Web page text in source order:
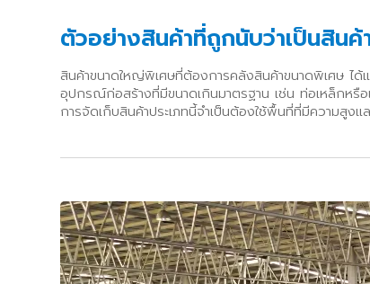
ตัวอย่างสินค้าที่ถูกนับว่าเป็นสิน
สินค้าขนาดใหญ่พิเศษที่ต้องการคลังสินค้าขนาดพิเศษ ไ
อุปกรณ์ก่อสร้างที่มีขนาดเกินมาตรฐาน เช่น ท่อเหล็กห
การจัดเก็บสินค้าประเภทนี้จำเป็นต้องใช้พื้นที่ที่มีความสูง